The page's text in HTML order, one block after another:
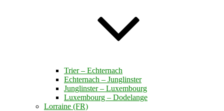
Trier – Echternach
Echternach – Junglinster
Junglinster – Luxembourg
Luxembourg – Dodelange
Lorraine (FR)